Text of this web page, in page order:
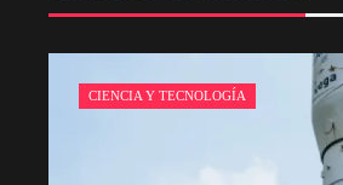
CIENCIA Y TECNOLOGÍA